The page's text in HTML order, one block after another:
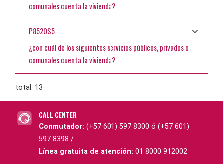
comunales cuenta la vivienda?
P8520S5
¿con cuál de los siguientes servicios públicos, privados o
comunales cuenta la vivienda?
total: 13
CALL CENTER
Conmutador: (+57 601) 597 8300 ó (+57 601)
597 8398 /
Línea gratuita de atención: 01 8000 912002